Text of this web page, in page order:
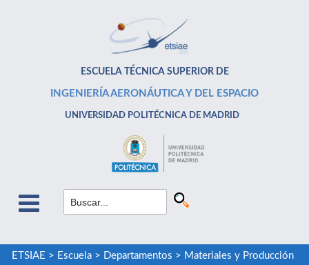
ESCUELA TÉCNICA SUPERIOR DE
INGENIERÍA AERONÁUTICA Y DEL ESPACIO
UNIVERSIDAD POLITÉCNICA DE MADRID
ETSIAE > Escuela> Departamentos > Materiales y Producción